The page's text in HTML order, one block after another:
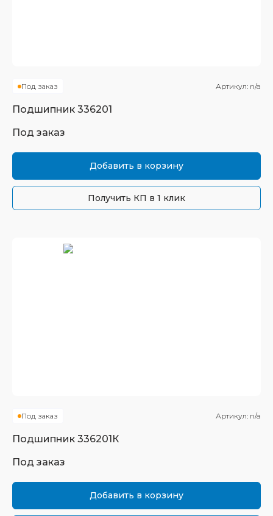
Под заказ Артикул: n/a
Подшипник 336201
Под заказ
Добавить в корзину
Получить КП в 1 клик
Под заказ Артикул: n/a
Подшипник 336201К
Под заказ
Добавить в корзину